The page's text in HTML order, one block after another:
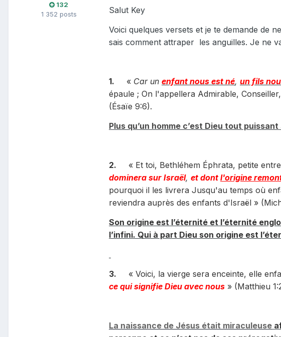
132
1 352 posts
Salut Key
Voici quelques versets et je te demande de
sais comment attraper les anguilles. Je ne
1. « Car un enfant nous est né, un fils
épaule ; On l'appellera Admirable, Conseiller,
(Ésaïe 9:6).
Plus qu’un homme c’est Dieu tout
2. « Et toi, Bethléhem Éphrata, petite
dominera sur Israël, et dont l'origine
pourquoi il les livrera Jusqu'au temps où
reviendra auprès des enfants d'Israël »
Son origine est l’éternité et l’éternité
l’infini. Qui à part Dieu son origine est
3. « Voici, la vierge sera enceinte, elle
ce qui signifie Dieu avec nous » (Matthieu
La naissance de Jésus était miraculeuse